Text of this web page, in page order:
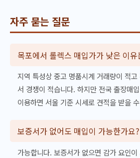
자주 묻는 질문
목포에서 롤렉스 매입가가 낮은 이
지역 특성상 중고 명품시계 거래량이 적
서 경쟁이 적습니다. 하지만 전국 출장매
이용하면 서울 기준 시세로 견적을 받을
보증서가 없어도 매입이 가능한가요?
가능합니다. 보증서가 없으면 감가 요인